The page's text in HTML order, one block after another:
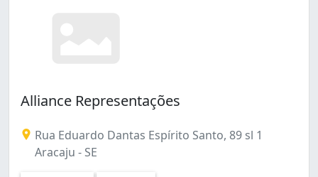
Alliance Representações
Rua Eduardo Dantas Espírito Santo, 89 sl 1
Aracaju - SE